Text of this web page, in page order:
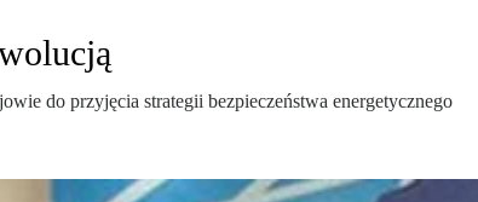
do przyjęcia strategii bezpieczeństwa energetycznego